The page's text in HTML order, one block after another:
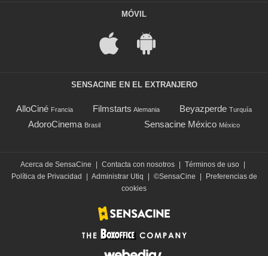
MÓVIL
SENSACINE EN EL EXTRANJERO
AlloCiné Francia Filmstarts Alemania Beyazperde Turquía
AdoroCinema Brasil Sensacine México México
Acerca de SensaCine Contacta con nosotros Términos de uso
Política de Privacidad
Administrar Utiq ©SensaCine
Preferencias de
cookies